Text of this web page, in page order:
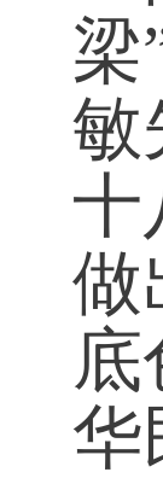
梁
敏
十
做
华